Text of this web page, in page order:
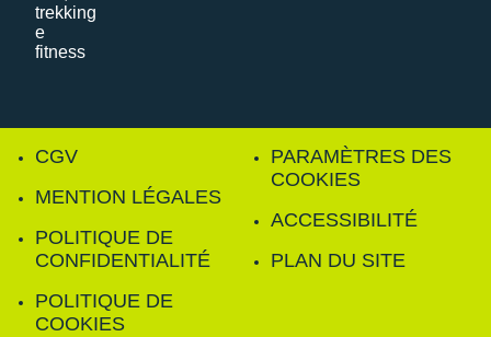
CGV
MENTION LÉGALES
POLITIQUE DE
CONFIDENTIALITÉ
POLITIQUE DE
COOKIES
PARAMÈTRES DES
COOKIES
ACCESSIBILITÉ
PLAN DU SITE